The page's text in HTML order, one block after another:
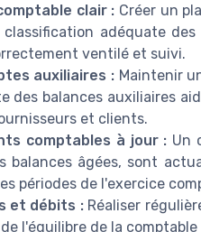
clair : Créer un
adéquate
ventilé et suivi.
auxiliaires :Maintenir
des balances auxiliaires
et clients.
comptables à jour : Un
balances âgées, sont
périodes de l'exercice
et débits :Réaliser
l'équilibre de la comptable